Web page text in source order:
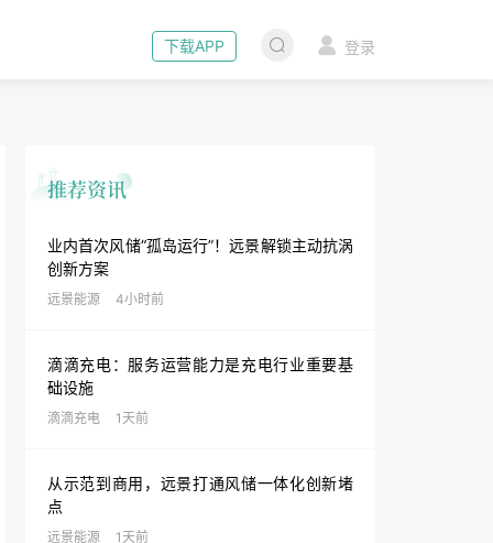
下载APP 登录
业内首次风储“孤岛运行”！远景解锁主动抗涡
创新方案
远景能源 4小时前
滴滴充电：服务运营能力是充电行业重要基
础设施
滴滴充电 1天前
从示范到商用，远景打通风储一体化创新堵
点
远景能源 1天前